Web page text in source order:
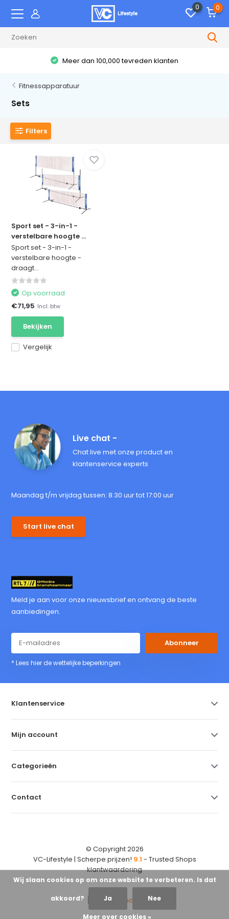
0 0
Meer dan 100,000 tevreden klanten
Fitnessapparatuur
Sets
Filters
Sport set - 3-in-1 -
verstelbare hoogte ...
Sport set - 3-in-1 -
verstelbare hoogte -
draagt...
Vergelijk
Op voorraad
€71,95 Incl. btw
Bekijken
Live chat -
Chat live met onze product en
klantenservice experts
Maandag t/m vrijdag tussen: 8:30 uur tot 17:00 uur
Start live chat
Meld je aan voor onze nieuwsbrief en ontvang de beste
aanbiedingen.
Abonneer
* Lees hier de wettelijke beperkingen
Klantenservice
Mijn account
Categorieën
Contact
© Copyright 2026
VC-Lifestyle | Scherpe prijzen! 9.1 - Trusted Shops
klantwaardering
Wij slaan cookies op om onze website te verbeteren. Is dat
akkoord? Ja Nee
Meer over cookies »